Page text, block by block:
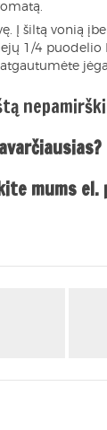
Į šiltą vonią
1/4 puodelio
mums el.